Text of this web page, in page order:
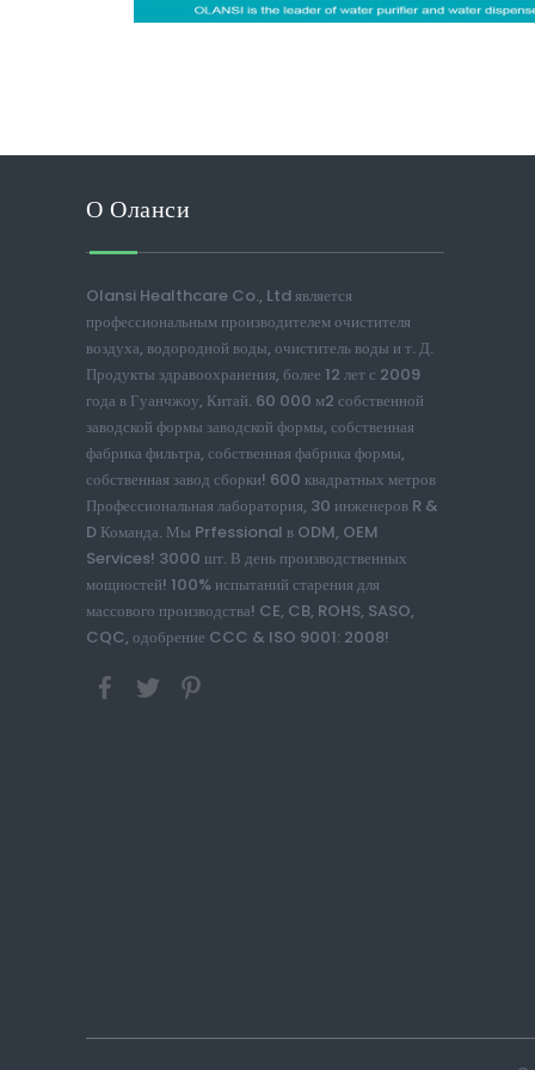
О Оланси
Olansi Healthcare Co., Ltd является
профессиональным производителем очистителя
воздуха, водородной воды, очиститель воды и т. Д.
Продукты здравоохранения, более 12 лет с 2009
года в Гуанчжоу, Китай. 60 000 м2 собственной
заводской формы заводской формы, собственная
фабрика фильтра, собственная фабрика формы,
собственная завод сборки! 600 квадратных метров
Профессиональная лаборатория, 30 инженеров R &
D Команда. Мы Prfessional в ODM, OEM
Services! 3000 шт. В день производственных
мощностей! 100% испытаний старения для
массового производства! CE, CB, ROHS, SASO,
CQC, одобрение CCC & ISO 9001: 2008!